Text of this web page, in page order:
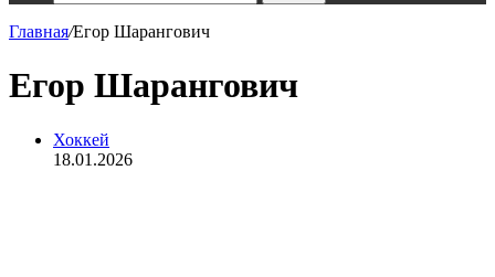
Главная/Егор Шарангович
Егор Шарангович
Хоккей
18.01.2026